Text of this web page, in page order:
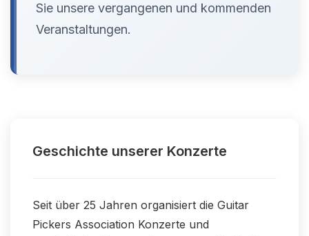
Sie unsere vergangenen und kommenden
Veranstaltungen.
Geschichte unserer Konzerte
Seit über 25 Jahren organisiert die Guitar
Pickers Association Konzerte und